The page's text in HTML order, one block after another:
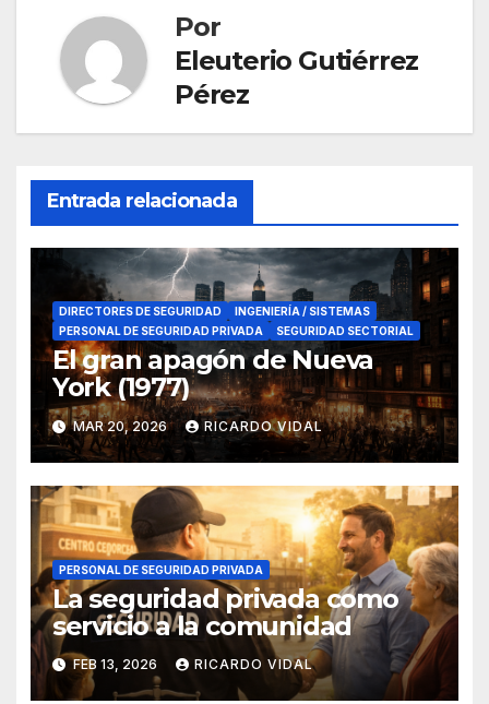
Por
Eleuterio Gutiérrez
Pérez
Entrada relacionada
DIRECTORES DE SEGURIDAD
INGENIERÍA / SISTEMAS
PERSONAL DE SEGURIDAD PRIVADA
SEGURIDAD SECTORIAL
El gran apagón de Nueva
York (1977)
MAR 20, 2026 RICARDO VIDAL
PERSONAL DE SEGURIDAD PRIVADA
La seguridad privada como
servicio a la comunidad
FEB 13, 2026 RICARDO VIDAL